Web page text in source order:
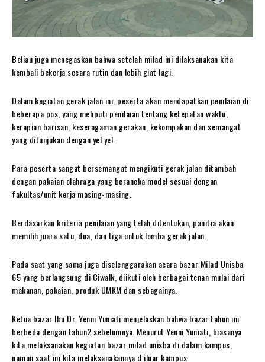
Beliau juga menegaskan bahwa setelah milad ini dilaksanakan kita
kembali bekerja secara rutin dan lebih giat lagi.
Dalam kegiatan gerak jalan ini, peserta akan mendapatkan penilaian di
beberapa pos, yang meliputi penilaian tentang ketepatan waktu,
kerapian barisan, keseragaman gerakan, kekompakan dan semangat
yang ditunjukan dengan yel yel.
Para peserta sangat bersemangat mengikuti gerak jalan ditambah
dengan pakaian olahraga yang beraneka model sesuai dengan
fakultas/unit kerja masing-masing.
Berdasarkan kriteria penilaian yang telah ditentukan, panitia akan
memilih juara satu, dua, dan tiga untuk lomba gerak jalan.
Pada saat yang sama juga diselenggarakan acara bazar Milad Unisba
65 yang berlangsung di Ciwalk, diikuti oleh berbagai tenan mulai dari
makanan, pakaian, produk UMKM dan sebagainya.
Ketua bazar Ibu Dr. Yenni Yuniati menjelaskan bahwa bazar tahun ini
berbeda dengan tahun2 sebelumnya. Menurut Yenni Yuniati, biasanya
kita melaksanakan kegiatan bazar milad unisba di dalam kampus,
namun saat ini kita melaksanakannya d iluar kampus.